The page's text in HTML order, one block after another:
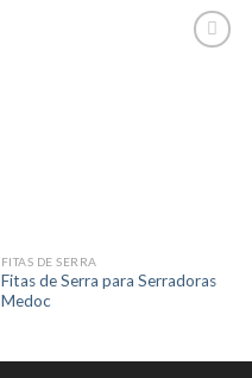
FITAS DE SERRA
Fitas de Serra para Serradoras
Medoc